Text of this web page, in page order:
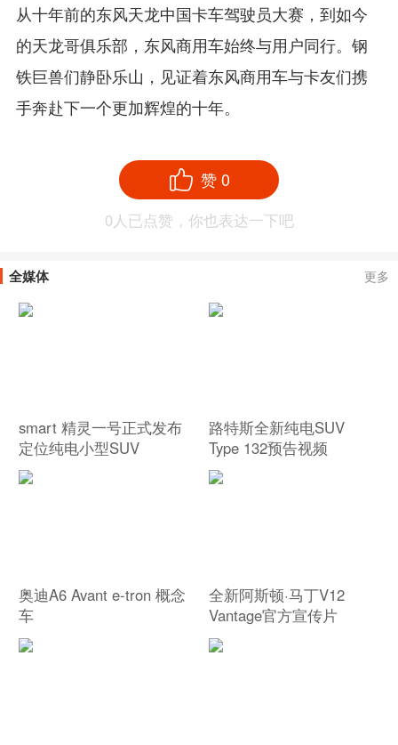
从十年前的东风天龙中国卡车驾驶员大赛，到如今
的天龙哥俱乐部，东风商用车始终与用户同行。钢
铁巨兽们静卧乐山，见证着东风商用车与卡友们携
手奔赴下一个更加辉煌的十年。
赞0
0 人已点赞，你也表达一下吧
全媒体 更多
smart 精灵一号正式发布
定位纯电小型SUV
路特斯全新纯电SUV
Type 132预告视频
奥迪A6 Avant e-tron 概念
车
全新阿斯顿·马丁V12
Vantage官方宣传片